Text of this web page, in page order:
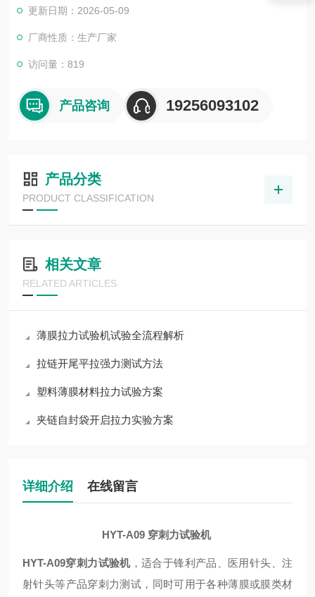
更新日期：2026-05-09
厂商性质：生产厂家
访问量：819
产品咨询 19256093102
产品分类
PRODUCT CLASSIFICATION
相关文章
RELATED ARTICLES
薄膜拉力试验机试验全流程解析
拉链开尾平拉强力测试方法
塑料薄膜材料拉力试验方案
夹链自封袋开启拉力实验方案
详细介绍 在线留言
HYT-A09 穿刺力试验机
HYT-A09穿刺力试验机，适合于锋利产品、医用针头、注
射针头等产品穿刺力测试，同时可用于各种薄膜或膜类材